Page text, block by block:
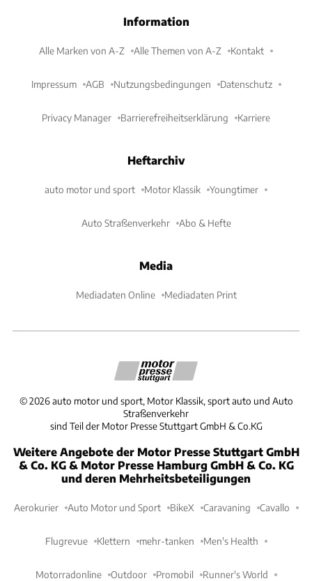
Information
Alle Marken von A-Z Alle Themen von A-Z Kontakt
Impressum AGB Nutzungsbedingungen Datenschutz
Privacy Manager Barrierefreiheitserklärung Karriere
Heftarchiv
auto motor und sport Motor Klassik Youngtimer
Auto Straßenverkehr Abo & Hefte
Media
Mediadaten Online Mediadaten Print
©2026 auto motor und sport, Motor Klassik, sport auto und Auto
Straßenverkehr
sind Teil der Motor Presse Stuttgart GmbH & Co.KG
Weitere Angebote der Motor Presse Stuttgart GmbH
& Co. KG & Motor Presse Hamburg GmbH & Co. KG
und deren Mehrheitsbeteiligungen
Aerokurier Auto Motor und Sport BikeX Caravaning Cavallo
Flugrevue Klettern mehr-tanken Men's Health
Motorradonline Outdoor Promobil Runner's World